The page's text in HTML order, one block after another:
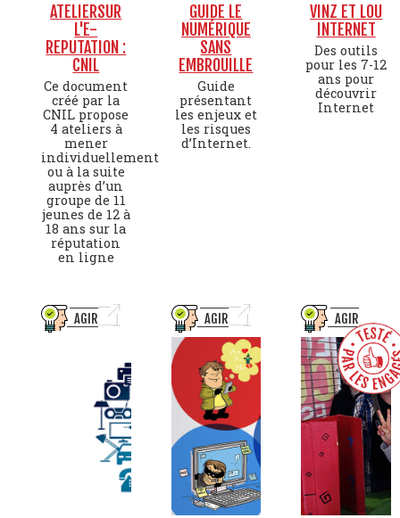
ATELIERSUR
L'E-
REPUTATION :
CNIL
Ce document
créé par la
CNIL propose
4 ateliers à
mener
individuellement
ou à la suite
auprès d’un
groupe de 11
jeunes de 12 à
18 ans sur la
réputation
en ligne
GUIDE LE
NUMÉRIQUE
SANS
EMBROUILLE
Guide
présentant
les enjeux et
les risques
d’Internet.
VINZ ET LOU
INTERNET
Des outils
pour les 7-12
ans pour
découvrir
Internet
AGIR AGIR AGIR